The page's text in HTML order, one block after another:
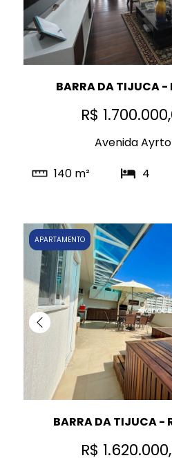
BARRA DA TIJUCA
R$
Avenida
140 m²
4
APARTAMENTO
BARRA DA TIJUCA -
R$